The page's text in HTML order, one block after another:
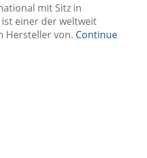
mit Sitz in
einer der weltweit
Hersteller von. Continue